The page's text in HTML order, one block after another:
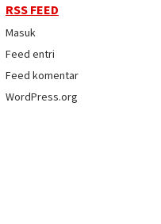
RSS FEED
Masuk
Feed entri
Feed komentar
WordPress.org